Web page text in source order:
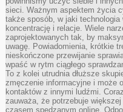
sieci. Ważnym aspektem życia
także sposób, w jaki technologia
koncentrację i relacje. Wiele
zaprojektowanych tak, by
uwagę. Powiadomienia, krótkie
nieskończone przewijanie
wpaść w rytm ciągłego
To z kolei utrudnia dłuższe
zmęczenie informacyjne i może
kontaktów z innymi ludźmi.
zauważa, że potrzebuje większej
czasem spędzanym online.